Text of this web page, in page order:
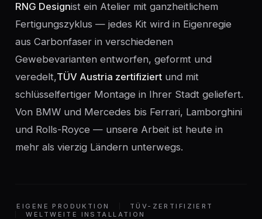
RNG Designist ein Atelier mit ganzheitlichem
Fertigungszyklus — jedes Kit wird in Eigenregie
aus Carbonfaser in verschiedenen
Gewebevarianten entworfen, geformt und
veredelt,TÜV Austria zertifiziert und mit
schlüsselfertiger Montage in Ihrer Stadt geliefert.
Von BMW und Mercedes bis Ferrari, Lamborghini
und Rolls-Royce — unsere Arbeit ist heute in
mehr als vierzig Ländern unterwegs.
EIGENE PRODUKTION
TÜV-ZERTIFIZIERT
WELTWEITE INSTALLATION